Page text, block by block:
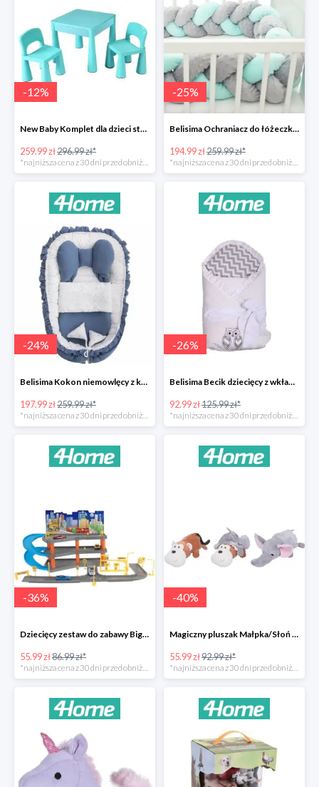
-12%
New Baby Komplet dla dzieci stolik i krzesełka -12%
259.99 zł296.99 zł*
*najniższa cena z 30 dni przed obniżką
-25%
Belisima Ochraniacz do łóżeczka Warkocz -25%
194.99 zł259.99 zł*
*najniższa cena z 30 dni przed obniżką
-24%
Belisima Kokon niemowlęcy z kołderką Angel Baby-23%
197.99 zł259.99 zł*
-26%
Belisima Becik dziecięcy z wkładem kokosowym Inteligentna sówka -26%
92.99 zł125.99 zł*
-36%
Dziecięcy zestaw do zabawy Big garage -36%
55.99 zł86.99 zł*
*najniższa cena z 30 dni przed obniżką
-40%
Magiczny pluszak Małpka/Słoń -40%
55.99 zł92.99 zł*
*najniższa cena z 30 dni przed obniżką